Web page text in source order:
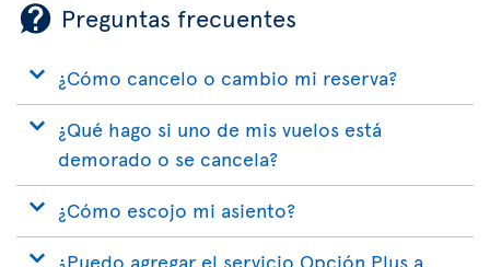
Preguntas frecuentes
¿Cómo cancelo o cambio mi reserva?
¿Qué hago si uno de mis vuelos está
demorado o se cancela?
¿Cómo escojo mi asiento?
¿Puedo agregar el servicio Opción Plus a